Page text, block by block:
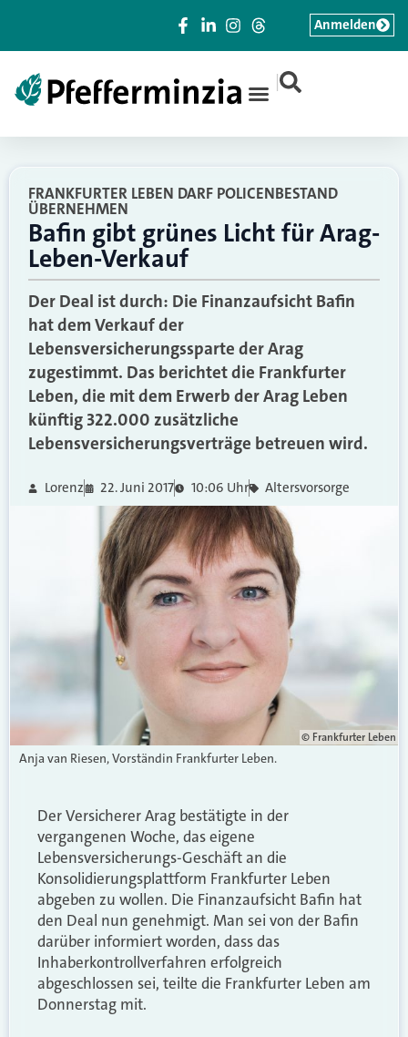
|
Anmelden
FRANKFURTER LEBEN DARF POLICENBESTAND
ÜBERNEHMEN
Bafin gibt grünes Licht für Arag-
Leben-Verkauf
Der Deal ist durch: Die Finanzaufsicht Bafin
hat dem Verkauf der
Lebensversicherungssparte der Arag
zugestimmt. Das berichtet die Frankfurter
Leben, die mit dem Erwerb der Arag Leben
künftig 322.000 zusätzliche
Lebensversicherungsverträge betreuen wird.
Lorenz 22. Juni 2017 10:06 Uhr Altersvorsorge
© Frankfurter Leben
Anja van Riesen, Vorständin Frankfurter Leben.
Der Versicherer Arag bestätigte in der
vergangenen Woche, das eigene
Lebensversicherungs-Geschäft an die
Konsolidierungsplattform Frankfurter Leben
abgeben zu wollen. Die Finanzaufsicht Bafin hat
den Deal nun genehmigt. Man sei von der Bafin
darüber informiert worden, dass das
Inhaberkontrollverfahren erfolgreich
abgeschlossen sei, teilte die Frankfurter Leben am
Donnerstag mit.